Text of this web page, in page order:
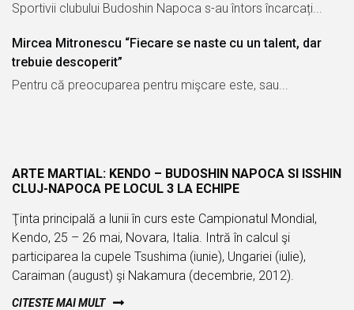
Sportivii clubului Budoshin Napoca s-au întors încarcați...
Mircea Mitronescu “Fiecare se naste cu un talent, dar
trebuie descoperit”
Pentru că preocuparea pentru mişcare este, sau...
06
ARTE MARTIAL: KENDO – BUDOSHIN NAPOCA SI ISSHIN
CLUJ-NAPOCA PE LOCUL 3 LA ECHIPE
Ţinta principală a lunii în curs este Campionatul Mondial,
Kendo, 25 – 26 mai, Novara, Italia. Intră în calcul şi
participarea la cupele Tsushima (iunie), Ungariei (iulie),
Caraiman (august) şi Nakamura (decembrie, 2012).
CITESTE MAI MULT